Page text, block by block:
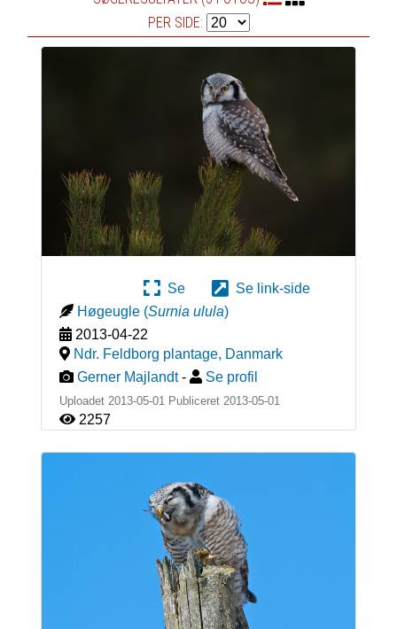
PER SIDE:
Se
Se link-side
Høgeugle (Surnia ulula)
2013-04-22
Ndr. Feldborg plantage, Danmark
Gerner Majlandt - Se profil
Uploadet 2013-05-01 Publiceret 2013-05-01
2257